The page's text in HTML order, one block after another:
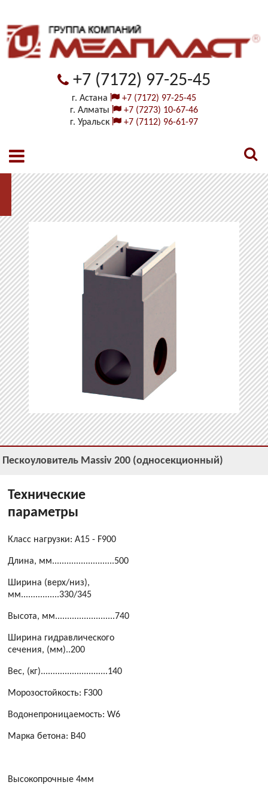
+7 (7172) 97-25-45
г. Астана
+7 (7172) 97-25-45
г. Алматы
+7 (7273) 10-67-46
г. Уральск
+7 (7112) 96-61-97
Пескоуловитель Massiv 200 (односекционный)
Технические
параметры
Класс нагрузки: A15 - F900
Длина, мм..........................500
Ширина (верх/низ),
мм................330/345
Высота, мм.........................740
Ширина гидравлического
сечения, (мм)..200
Вес, (кг)............................140
Морозостойкость: F300
Водонепроницаемость: W6
Марка бетона: B40
Высокопрочные 4мм